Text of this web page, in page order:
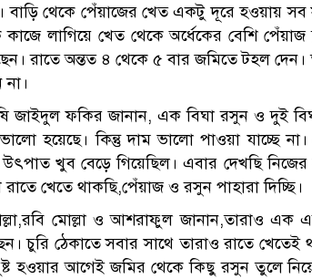
থেকে পেঁয়াজের খেত একটু দূরে হওয়ায় সব
লাগিয়ে খেত থেকে অর্ধেকের বেশি
রাতে অন্তত ৪ থেকে ৫ বার জমিতে টহল
জাইদুল ফকির জানান, এক বিঘা রসুন ও দুই
হয়েছে। কিন্তু দাম ভালো পাওয়া যাচ্ছে
খুব বেড়ে গিয়েছিল। এবার দেখছি
খেতে থাকছি,পেঁয়াজ ও রসুন পাহারা দিচ্ছি।
মোল্লা ও আশরাফুল জানান,তারাও এক
চুরি ঠেকাতে সবার সাথে তারাও রাতে খেতেই
হওয়ার আগেই জমির থেকে কিছু রসুন তুলে